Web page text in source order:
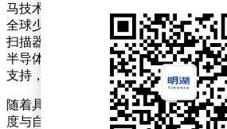
马技术公司以全栈式机器视觉与成像
全球少数具备软硬件一体化能力的企
扫描器、2D/3D相机、图像采集卡及深
半导体、电子制造、医疗、自动化分
支持，助力企业实现效率提升与成本优
随着具身智能进入商业化元年，机器
度与自适应能力的需求激增。斑马技术